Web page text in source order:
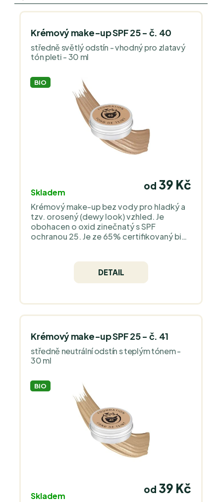
Krémový make-up SPF 25 - č. 40
středně světlý odstín - vhodný pro zlatavý
tón pleti - 30 ml
BIO
Skladem
od 39 Kč
Krémový make-up bez vody pro hladký a
tzv. orosený (dewy look) vzhled. Je
obohacen o oxid zinečnatý s SPF
ochranou 25. Je ze 65% certifikovaný bio
Neobsahuje silikony, plast, zvířecí složky -
jedná se o čistý minerální make-up bez
DETAIL
Krémový make-up SPF 25 - č. 41
středně neutrální odstín s teplým tónem -
30 ml
BIO
Skladem
od 39 Kč